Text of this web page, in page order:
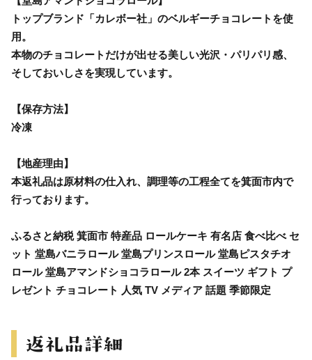
トップブランド「カレボー社」のベルギーチョコレートを使
用。
本物のチョコレートだけが出せる美しい光沢・パリパリ感、
そしておいしさを実現しています。
【保存方法】
冷凍
【地産理由】
本返礼品は原材料の仕入れ、調理等の工程全てを箕面市内で
行っております。
ふるさと納税 箕面市 特産品 ロールケーキ 有名店 食べ比べ セ
ット 堂島バニラロール 堂島プリンスロール 堂島ピスタチオ
ロール 堂島アマンドショコラロール 2本 スイーツ ギフト プ
レゼント チョコレート 人気 TV メディア 話題 季節限定